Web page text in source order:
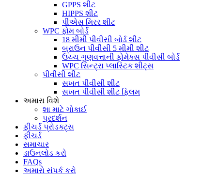
GPPS શીટ
HIPPS શીટ
પીએસ મિરર શીટ
WPC ફોમ બોર્ડ
18 મીમી પીવીસી બોર્ડ શીટ
બ્રાઉન પીવીસી 5 મીમી શીટ
ઉચ્ચ ગુણવત્તાની ફોમેક્સ પીવીસી બોર્ડ
WPC સિન્ટ્રા પ્લાસ્ટિક શીટ્સ
પીવીસી શીટ
સખત પીવીસી શીટ
સખત પીવીસી શીટ ફ્લિમ
અમારા વિશે
શા માટે ગોકાઈ
પ્રદર્શન
ફીચર્ડ પ્રોડક્ટ્સ
ફીચર્ડ
સમાચાર
ડાઉનલોડ કરો
FAQs
અમારો સંપર્ક કરો